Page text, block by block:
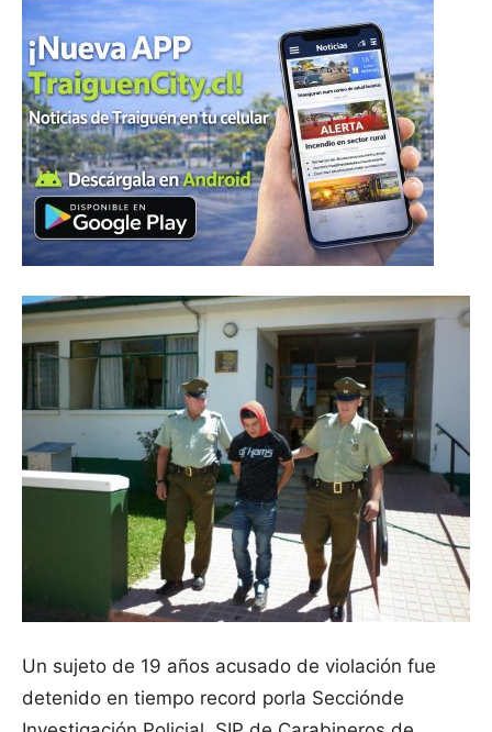
Un sujeto de 19 años acusado de violación fue
detenido en tiempo record porla Secciónde